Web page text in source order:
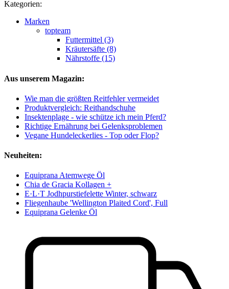
Kategorien:
Marken
topteam
Futtermittel (3)
Kräutersäfte (8)
Nährstoffe (15)
Aus unserem Magazin:
Wie man die größten Reitfehler vermeidet
Produktvergleich: Reithandschuhe
Insektenplage - wie schütze ich mein Pferd?
Richtige Ernährung bei Gelenksproblemen
Vegane Hundeleckerlies - Top oder Flop?
Neuheiten:
Equiprana Atemwege Öl
Chia de Gracia Kollagen +
E·L·T Jodhpurstiefelette Winter, schwarz
Fliegenhaube 'Wellington Plaited Cord', Full
Equiprana Gelenke Öl